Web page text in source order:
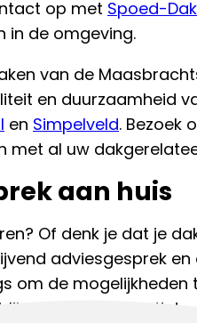
op met Spoed-
in de omgeving.
van de
en duurzaamheid
en Simpelveld. Bezoek
met al uw
aan huis
Of denk je dat je
adviesgesprek en
om de mogelijkheden
dakinspectie!